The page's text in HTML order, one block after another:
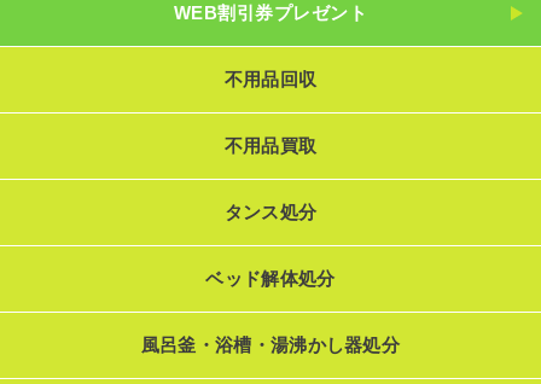
WEB割引券プレゼント
不用品回収
不用品買取
タンス処分
ベッド解体処分
風呂釜・浴槽・湯沸かし器処分